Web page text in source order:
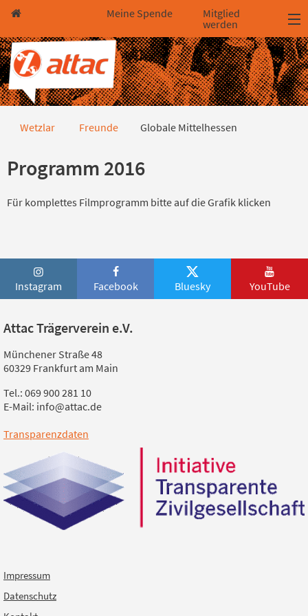
Direkt zum Hauptinhalt springen
Direkt zur Haupt-Navigation springen
Direkt zur Service-Navigation springen
Direkt zur Footer-Navigation springen
Direkt zum Footerinhalt springen
Meine Spende
Mitglied
werden
Globale Mittelhessen
Wetzlar Freunde Globale Mittelhessen
Programm 2016
Für komplettes Filmprogramm bitte auf die Grafik klicken
Instagram Facebook Bluesky YouTube
Attac Trägerverein e.V.
Münchener Straße 48
60329 Frankfurt am Main
Tel.: 069 900 281 10
E-Mail: info@attac.de
Transparenzdaten
Impressum
Datenschutz